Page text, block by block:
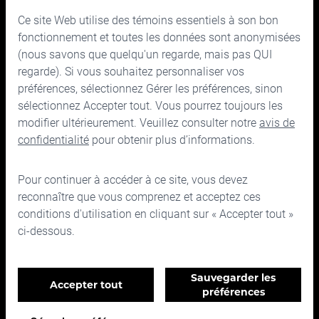
150, rue Bloor Ouest, bureau 700
Toronto (Ontario) M5S 2X9
Téléphone :
1.866.757.7207
Télécopieur :
416.963.5060
1.866.757.7287
Courriel :
info@cymbria.com
Désistement
Avis de confidentialité et juridique
Conditions d'utilisation
politique de confidentialité
conditions d'utilisationde Google s'appliquent.
Ce site Web utilise des témoins essentiels à son bon
fonctionnement et toutes les données sont anonymisées
(nous savons que quelqu'un regarde, mais pas QUI
regarde). Si vous souhaitez personnaliser vos
préférences, sélectionnez Gérer les préférences, sinon
sélectionnez Accepter tout. Vous pourrez toujours les
modifier ultérieurement. Veuillez consulter notreavis de
confidentialité pour obtenir plus d’informations.
Pour continuer à accéder à ce site, vous devez
reconnaître que vous comprenez et acceptez ces
conditions d'utilisation en cliquant sur « Accepter tout »
ci-dessous.
Témoins essentiels
Nécessaires au bon fonctionnement du site Web et
ne peuvent pas être désactivés.
Accepter tout
Sauvegarder les
préférences